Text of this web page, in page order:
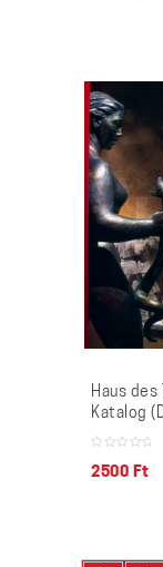
Haus des
Katalog
2500 Ft